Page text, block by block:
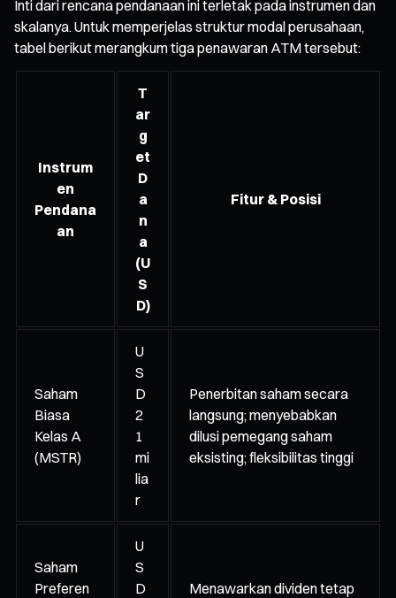
Inti dari rencana pendanaan ini terletak pada instrumen dan
skalanya. Untuk memperjelas struktur modal perusahaan,
tabel berikut merangkum tiga penawaran ATM tersebut:
Instrum
en
Pendana
an
T
ar
g
et
D
a
n
a
(U
S
D)
Fitur & Posisi
Saham
Biasa
Kelas A
(MSTR)
U
S
D
2
1
mi
lia
r
Penerbitan saham secara
langsung; menyebabkan
dilusi pemegang saham
eksisting; fleksibilitas tinggi
Saham
Preferen
U
S
D
Menawarkan dividen tetap